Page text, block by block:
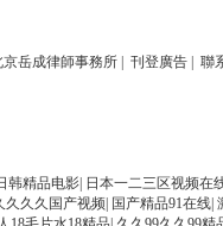
京岳成律師事務所 | 刊登廣告 |
韩精品电影 日本一二三区视频在
久久久国产视频 国产精品91在线